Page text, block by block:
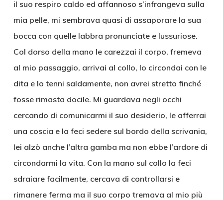
il suo respiro caldo ed affannoso s’infrangeva sulla
mia pelle, mi sembrava quasi di assaporare la sua
bocca con quelle labbra pronunciate e lussuriose.
Col dorso della mano le carezzai il corpo, fremeva
al mio passaggio, arrivai al collo, lo circondai con le
dita e lo tenni saldamente, non avrei stretto finché
fosse rimasta docile. Mi guardava negli occhi
cercando di comunicarmi il suo desiderio, le afferrai
una coscia e la feci sedere sul bordo della scrivania,
lei alzò anche l’altra gamba ma non ebbe l’ardore di
circondarmi la vita. Con la mano sul collo la feci
sdraiare facilmente, cercava di controllarsi e
rimanere ferma ma il suo corpo tremava al mio più